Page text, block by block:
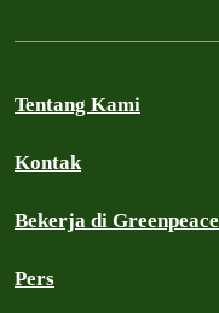
Tentang Kami
Kontak
Bekerja di Greenpeace
Pers